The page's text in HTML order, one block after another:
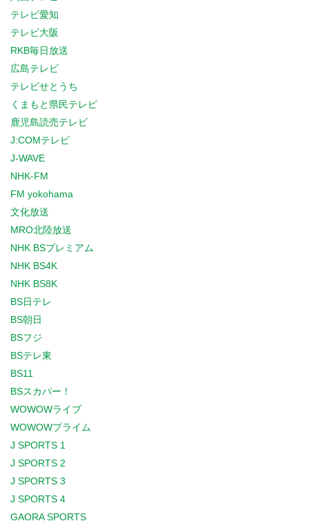
テレビ愛知
テレビ大阪
RKB毎日放送
広島テレビ
テレビせとうち
くまもと県民テレビ
鹿児島読売テレビ
J:COMテレビ
J-WAVE
NHK-FM
FM yokohama
文化放送
MRO北陸放送
NHK BSプレミアム
NHK BS4K
NHK BS8K
BS日テレ
BS朝日
BSフジ
BSテレ東
BS11
BSスカパー！
WOWOWライブ
WOWOWプライム
J SPORTS 1
J SPORTS 2
J SPORTS 3
J SPORTS 4
GAORA SPORTS